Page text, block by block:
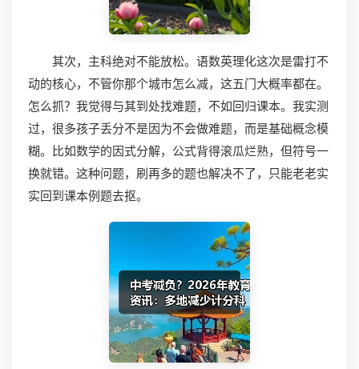
其次，主科绝对不能放松。语数英理化这次是雷打不
动的核心，不管你那个城市怎么减，这五门大概率都在。
怎么抓？我觉得与其到处找难题，不如回归课本。我实测
过，很多孩子丢分不是因为不会做难题，而是基础概念模
糊。比如数学的因式分解，公式背得滚瓜烂熟，但符号一
换就错。这种问题，刷再多的题也解决不了，只能老老实
实回到课本例题去抠。